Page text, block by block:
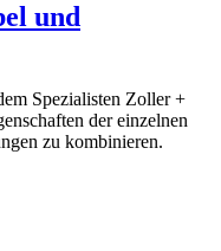
und
Spezialisten Zoller +
der einzelnen
zu kombinieren.